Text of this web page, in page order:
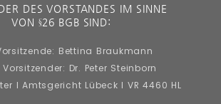
DES VORSTANDES IM SINNE
VON §26 BGB SIND:
Bettina Braukmann
Vorsitzender: Dr. Peter Steinborn
I Amtsgericht Lübeck I VR 4460 HL